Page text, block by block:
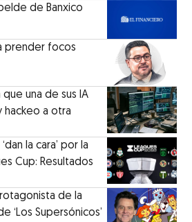
de Banxico
prender focos
que una de sus IA
hackeo a otra
la cara’ por la
Cup: Resultados
de la
‘Los Supersónicos’